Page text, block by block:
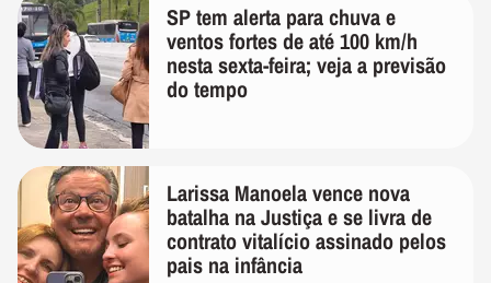
SP tem alerta para chuva e
ventos fortes de até 100 km/h
nesta sexta-feira; veja a previsão
do tempo
Larissa Manoela vence nova
batalha na Justiça e se livra de
contrato vitalício assinado pelos
pais na infância